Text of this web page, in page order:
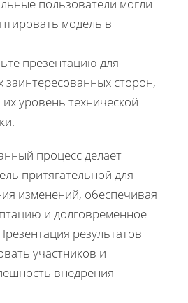
пользователи могли
модель в
презентацию для
заинтересованных сторон,
уровень технической
процесс делает
притягательной для
изменений, обеспечивая
и долговременное
результатов
участников и
внедрения